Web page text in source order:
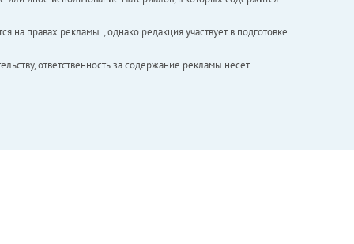
правах рекламы. , однако редакция участвует в подготовке
ответственность за содержание рекламы несет